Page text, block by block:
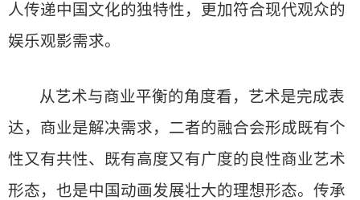
人传递中国文化的独特性，更加符合现代观众的
娱乐观影需求。
从艺术与商业平衡的角度看，艺术是完成表
达，商业是解决需求，二者的融合会形成既有个
性又有共性、既有高度又有广度的良性商业艺术
形态，也是中国动画发展壮大的理想形态。传承